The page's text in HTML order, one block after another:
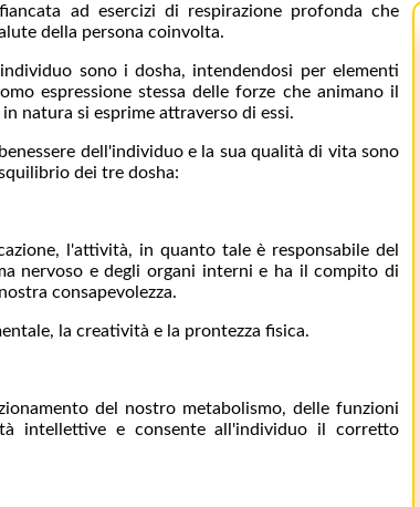
ad esercizi di respirazione profonda che
della persona coinvolta.
sono i dosha, intendendosi per elementi
espressione stessa delle forze che animano il
natura si esprime attraverso di essi.
dell'individuo e la sua qualità di vita sono
dei tre dosha:
l'attività, in quanto tale è responsabile del
nervoso e degli organi interni e ha il compito di
consapevolezza.
la creatività e la prontezza fisica.
del nostro metabolismo, delle funzioni
intellettive e consente all'individuo il corretto